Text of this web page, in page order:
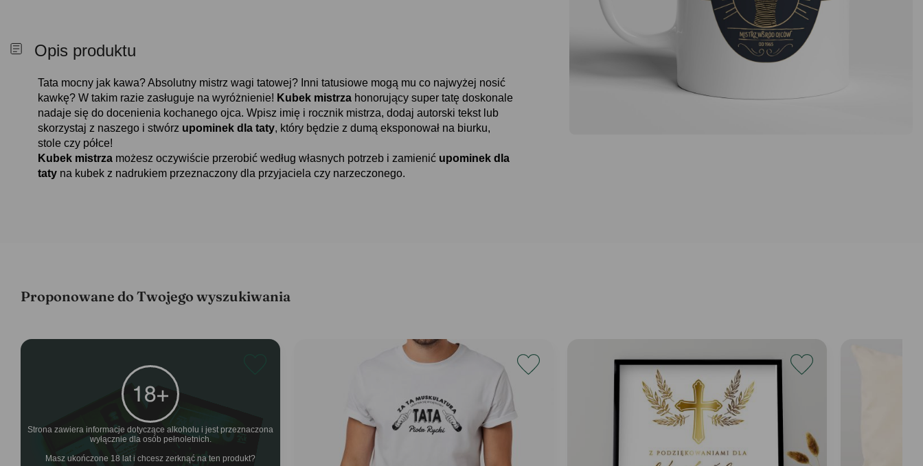
Opis produktu
Tata mocny jak kawa? Absolutny mistrz wagi tatowej? Inni tatusiowe mogą mu co najwyżej nosić
kawkę? W takim razie zasługuje na wyróżnienie! Kubek mistrza honorujący super tatę doskonale
nadaje się do docenienia kochanego ojca. Wpisz imię i rocznik mistrza, dodaj autorski tekst lub
skorzystaj z naszego i stwórz upominek dla taty, który będzie z dumą eksponował na biurku,
stole czy półce!
Kubek mistrza możesz oczywiście przerobić według własnych potrzeb i zamienić upominek dla
taty na kubek z nadrukiem przeznaczony dla przyjaciela czy narzeczonego.
Proponowane do Twojego wyszukiwania
Strona zawiera informacje dotyczące alkoholu i jest przeznaczona
wyłącznie dla osób pełnoletnich.
Masz ukończone 18 lat i chcesz zerknąć na ten produkt